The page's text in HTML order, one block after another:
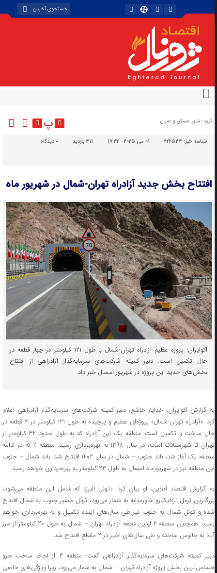
گروه : شهر، مسکن و عمران پ
شناسه خبر:222544 01 می 2025 - 17:32 311 بازدید دیدگاه
افتتاح بخش جدید آزادراه تهران-شمال در شهریور ماه
اکوایران: پروژه عظیم آزادراه تهران-شمال با طول ۱۲۱ کیلومتر در چهار قطعه در
حال تکمیل است. دبیر کمیته شرکت‌های سرمایه‌گذار آزادراهی از افتتاح
بخش‌های جدید این پروژه در شهریور امسال خبر داد.
به گزارش اکوایران، خدایار خاشع، دبیر کمیته شرکت‌های سرمایه‌گذار آزادراهی اعلام
کرد: «آزادراه تهران-شمال» پروژه‌ای عظیم و پیچیده به طول ۱۲۱ کیلومتر در ۴ قطعه در
حال ساخت و تکمیل است. منطقه یک این آزادراه که به طول حدود ۳۲ کیلومتر از
تهران تا شهرستانک است، در سال ۱۳۹۸ به بهره‌برداری رسید. منطقه ۲ که در ادامه
منطقه یک آغاز شد، باند جنوب – شمال در سال ۱۴۰۲ افتتاح شد. باند شمال – جنوب
این منطقه نیز در شهریورماه امسال به طول ۲۳ کیلومتر به بهره‌برداری خواهد رسید.
به گزارش اقتصاد آنلاین، او بیان کرد: «تونل البرز» که شامل این منطقه می‌شود،
بزرگترین تونل ترافیک‌رو خاورمیانه به شمار می‌رود، تونل مسیر جنوب به شمال افتتاح
شده و تونل شمال به جنوب نیز طی سال‌های آینده تکمیل و به بهره‌برداری خواهد
رسید. همچنین منطقه ۴ اولین قطعه آزادراه تهران – شمال به طول ۲۰ کیلومتر از مرز
آباد به چالوس ساخته و طی سال‌های اخیر در ۲ مقطع افتتاح شد.
دبیر کمیته شرکت‌های سرمایه‌گذار آزادراهی گفت: منطقه ۳ از لحاظ ساخت جزو
حساس‌ترین بخش پروژه آزادراه تهران – شمال به شمار می‌رود، زیرا ویژگی‌های خاصی